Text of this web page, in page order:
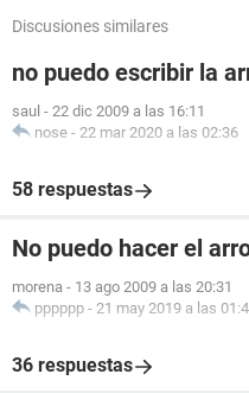
Discusiones similares
no puedo escribir la
saul - 22 dic 2009 a las 16:11
nose - 22 mar 2020 a las 02:36
58 respuestas
No puedo hacer el
morena - 13 ago 2009 a las 20:31
pppppp - 21 may 2019 a las
36 respuestas